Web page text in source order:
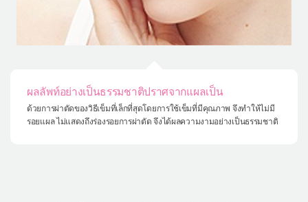
ผลลัพท์อย่างเป็นธรรมชาติปราศจากแผลเป็น
ด้วยการผ่าตัดของวิธีเข็มที่เล็กที่สุดโดยการใช้เข็มที่มีคุณภาพ จึงทำให้ไม่มี
รอยแผล ไม่แสดงถึงร่องรอยการผ่าตัด จึงได้ผลความงามอย่างเป็นธรรมชาติ